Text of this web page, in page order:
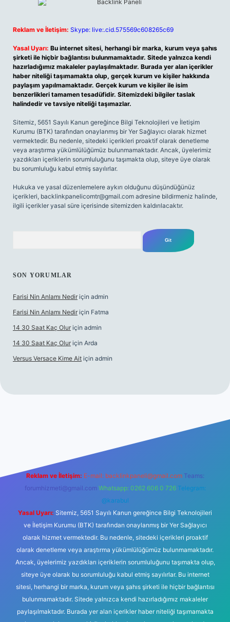
Reklam ve İletişim: Skype: live:.cid.575569c608265c69
Yasal Uyarı: Bu internet sitesi, herhangi bir marka, kurum veya şahıs
şirketi ile hiçbir bağlantısı bulunmamaktadır. Sitede yalnızca kendi
hazırladığımız makaleler paylaşılmaktadır. Burada yer alan içerikler
haber niteliği taşımamakta olup, gerçek kurum ve kişiler hakkında
paylaşım yapılmamaktadır. Gerçek kurum ve kişiler ile isim
benzerlikleri tamamen tesadüfidir. Sitemizdeki bilgiler taslak
halindedir ve tavsiye niteliği taşımazlar.
Sitemiz, 5651 Sayılı Kanun gereğince Bilgi Teknolojileri ve İletişim
Kurumu (BTK) tarafından onaylanmış bir Yer Sağlayıcı olarak hizmet
vermektedir. Bu nedenle, sitedeki içerikleri proaktif olarak denetleme
veya araştırma yükümlülüğümüz bulunmamaktadır. Ancak, üyelerimiz
yazdıkları içeriklerin sorumluluğunu taşımakta olup, siteye üye olarak
bu sorumluluğu kabul etmiş sayılırlar.
Hukuka ve yasal düzenlemelere aykırı olduğunu düşündüğünüz
içerikleri, backlinkpanelicomtr@gmail.com adresine bildirmeniz halinde,
ilgili içerikler yasal süre içerisinde sitemizden kaldırılacaktır.
SON YORUMLAR
Farisi Nin Anlamı Nedir için admin
Farisi Nin Anlamı Nedir için Fatma
14 30 Saat Kaç Olur için admin
14 30 Saat Kaç Olur için Arda
Versus Versace Kime Ait için admin
Reklam ve İletişim: E-mail: backlinkpaneli@gmail.com Teams:
forumhizmeti@gmail.com Whatsapp: 0262 606 0 726 Telegram:
@karabul
Yasal Uyarı: Sitemiz, 5651 Sayılı Kanun gereğince Bilgi Teknolojileri
ve İletişim Kurumu (BTK) tarafından onaylanmış bir Yer Sağlayıcı
olarak hizmet vermektedir. Bu nedenle, sitedeki içerikleri proaktif
olarak denetleme veya araştırma yükümlülüğümüz bulunmamaktadır.
Ancak, üyelerimiz yazdıkları içeriklerin sorumluluğunu taşımakta olup,
siteye üye olarak bu sorumluluğu kabul etmiş sayılırlar. Bu internet
sitesi, herhangi bir marka, kurum veya şahıs şirketi ile hiçbir bağlantısı
bulunmamaktadır. Sitede yalnızca kendi hazırladığımız makaleler
paylaşılmaktadır. Burada yer alan içerikler haber niteliği taşımamakta